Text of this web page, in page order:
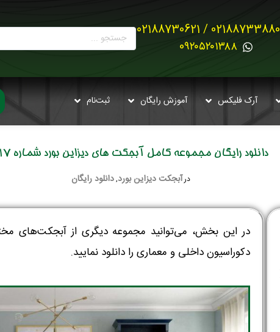
02188733880 / 02188730621
0۹۲۰۵۲۰۱۳۸۸
آرک فلیکس آموزش رایگان ثبت‌نام
دانلود رایگان مجموعه کامل آبجکت های دیزاین بورد شماره 017
درآبجکت دیزاین بورد,دانلود رایگان
در این بخش، می‌توانید مجموعه دیگری از آبجکت‌های
دکوراسیون داخلی و معماری را دانلود نمایید.‌